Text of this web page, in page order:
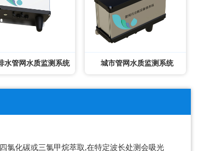
水管网水质监测系统 城市管网水质监测系统
氯化碳或三氯甲烷萃取,在特定波长处测会吸光